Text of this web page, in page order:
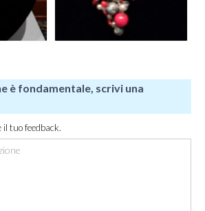
è fondamentale, scrivi una
tuo feedback.